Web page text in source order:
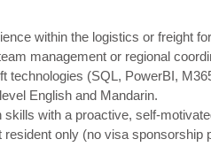
within the logistics or freight
management or regional
technologies (SQL, PowerBI,
English and Mandarin.
with a proactive, self-
only (no visa sponsorship